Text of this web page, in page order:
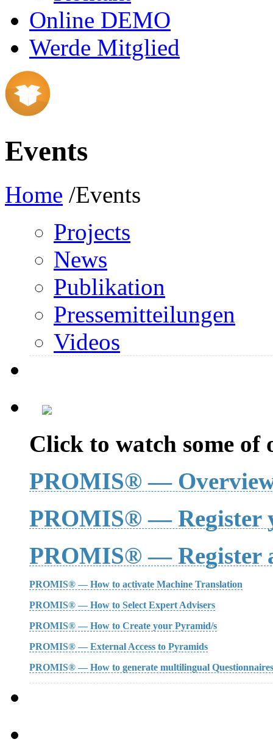
Online DEMO
Werde Mitglied
Events
Home /Events
Projects
News
Publikation
Pressemitteilungen
Videos
Click to watch some of
PROMIS® —
PROMIS® — Register
PROMIS® — Register
PROMIS® — How to activate Machine Translation
PROMIS® — How to Select Expert Advisers
PROMIS® — How to Create your Pyramid/s
PROMIS® — External Access to Pyramids
PROMIS® — How to generate multilingual Questionnaires